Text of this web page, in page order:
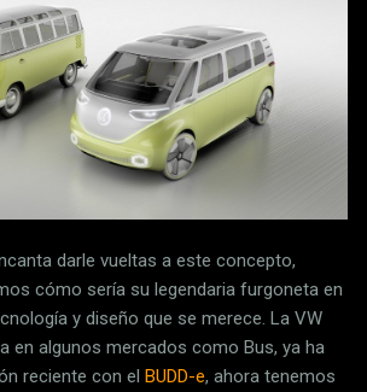
darle vueltas a este concepto,
cómo sería su legendaria furgoneta en
y diseño que se merece. La VW
en algunos mercados como Bus, ya ha
reciente con el BUDD-e, ahora tenemos